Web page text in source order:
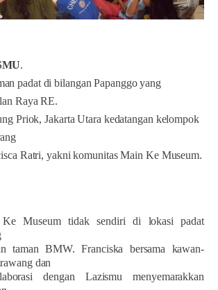
.
padat di bilangan Papanggo yang
Raya RE.
Priok, Jakarta Utara kedatangan kelompok
Ratri, yakni komunitas Main Ke Museum.
Museum tidak sendiri di lokasi padat
taman BMW. Franciska bersama kawan-
dan
dengan Lazismu menyemarakkan